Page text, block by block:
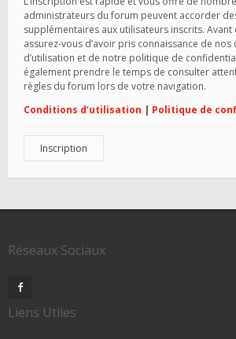
administrateurs du forum peuvent accorder
supplémentaires aux utilisateurs inscrits. Avant
assurez-vous d’avoir pris connaissance de
d’utilisation et de notre politique de
également prendre le temps de consulter
règles du forum lors de votre navigation.
Conditions d’utilisation | Politique de
Inscription
Réseaux Sociaux
Liens Utiles